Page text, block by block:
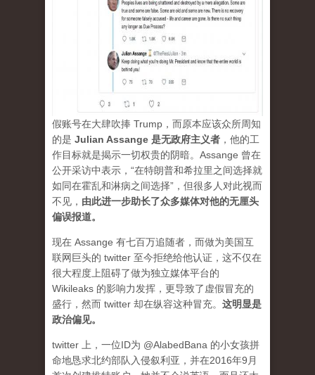
假账号在大肆吹捧 Trump，而原本应该众所周知
的是 Julian Assange 是无政府主义者 ，他的工
作目标就是揭示一切权贵的阴暗。Assange 曾在
公开采访中表示，“在特朗普和希拉里之间选择就
如同在霍乱和淋病之间选择”，但很多人对此视而
不见， 由此进一步助长了众多媒体对他的无厘头
偏误报道。
现在 Assange 有七百万追随者，而做为美国互
联网巨头的 twitter 至今拒绝给他认证，这不仅在
很大程度上阻碍了做为独立媒体平台的
Wikileaks 的影响力发挥，更导致了虚假冒充的
盛行，然而 twitter 却在纵容这种冒充。 这明显是
政治偏见。
twitter 上，一位ID为 @AlabedBana 的小女孩拼
命地恳求北约部队入侵叙利亚，并在2016年9月